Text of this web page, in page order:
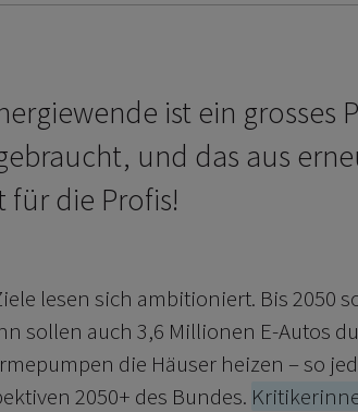
ist ein grosses
und das aus
für die Profis!
lesen sich ambitioniert. Bis 2050
sollen auch 3,6 Millionen E-Autos
die Häuser heizen – so
2050+ des Bundes.